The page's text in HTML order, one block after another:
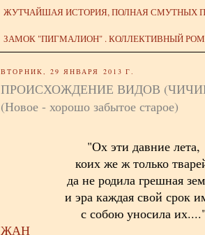
ЖУТЧАЙШАЯ ИСТОРИЯ, ПОЛНАЯ СМУТНЫХ
ЗАМОК "ПИГМАЛИОН" . КОЛЛЕКТИВНЫЙ
ВТОРНИК, 29 ЯНВАРЯ 2013 Г.
ПРОИСХОЖДЕНИЕ ВИДОВ
(Новое - хорошо забытое старое)
"Ох эти давние лета,
коих же ж только
да не родила грешная
и эра каждая свой срок
с собою уносила их...."
ЖАН